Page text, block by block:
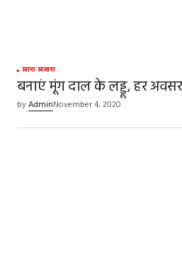
Your E-mail
खाना खजाना
बनाएं मूंग दाल के लड्डू, हर
byAdminNovember 4, 2020